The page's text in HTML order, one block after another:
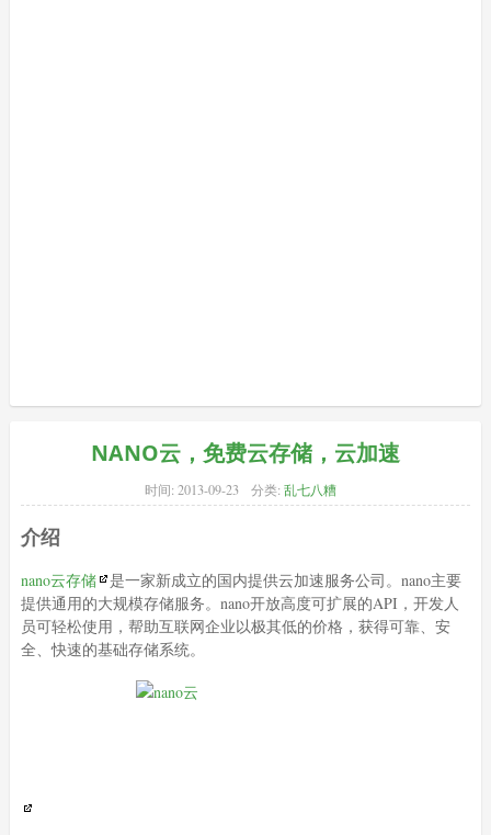
NANO云，免费云存储，云加速
时间:2013-09-23 分类:乱七八糟
介绍
nano云存储
是一家新成立的国内提供云加速服务公司。nano主要
提供通用的大规模存储服务。nano开放高度可扩展的API，开发人
员可轻松使用，帮助互联网企业以极其低的价格，获得可靠、安
全、快速的基础存储系统。